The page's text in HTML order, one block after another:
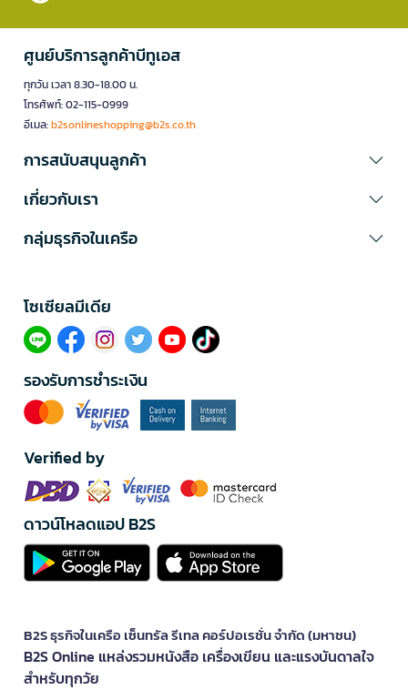
ศูนย์บริการลูกค้าบีทูเอส
ทุกวัน เวลา 8.30-18.00 น.
โทรศัพท์: 02-115-0999
อีเมล:b2sonlineshopping@b2s.co.th
การสนับสนุนลูกค้า
เกี่ยวกับเรา
กลุ่มธุรกิจในเครือ
โซเซียลมีเดีย​
รองรับการชำระเงิน
Verified by
ดาวน์โหลดแอป B2S
B2S ธุรกิจในเครือ เซ็นทรัล รีเทล คอร์ปอเรชั่น จำกัด (มหาชน)
B2S Online แหล่งรวมหนังสือ เครื่องเขียน และแรงบันดาลใจ
สำหรับทุกวัย